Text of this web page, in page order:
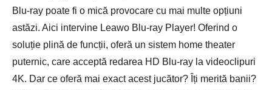
Blu-ray poate fi o mică provocare cu mai multe opțiuni
astăzi. Aici intervine Leawo Blu-ray Player! Oferind o
soluție plină de funcții, oferă un sistem home theater
puternic, care acceptă redarea HD Blu-ray la videoclipuri
4K. Dar ce oferă mai exact acest jucător? Îți merită banii?